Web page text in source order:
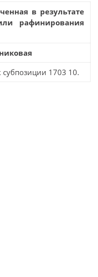
в результате
рафинирования
субпозиции 1703 10.